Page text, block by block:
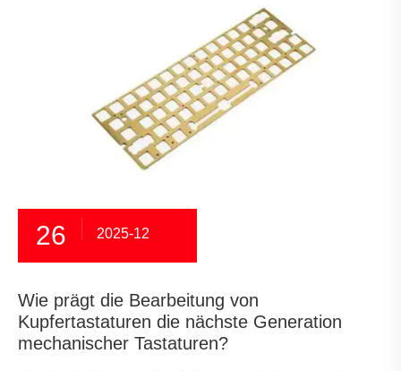
26 2025-12
Wie prägt die Bearbeitung von
Kupfertastaturen die nächste Generation
mechanischer Tastaturen?